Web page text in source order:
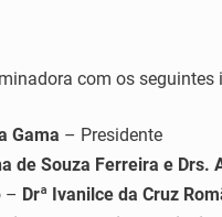
com os seguintes
Gama – Presidente
de Souza Ferreira e
– Drª Ivanilce da Cruz